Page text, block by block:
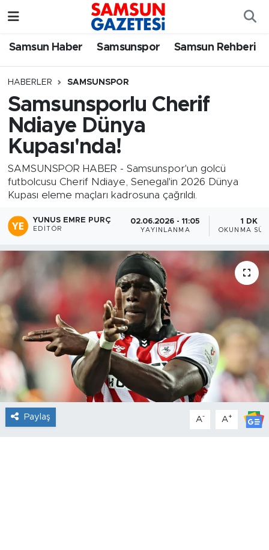
Samsun Haber Samsunspor Samsun Rehberi
HABERLER SAMSUNSPOR
Samsunsporlu Cherif
Ndiaye Dünya
Kupası'nda!
SAMSUNSPOR HABER - Samsunspor'un golcü
futbolcusu Cherif Ndiaye, Senegal'in 2026 Dünya
Kupası eleme maçları kadrosuna çağrıldı.
YUNUS EMRE PURÇ
EDITÖR
02.06.2026 - 11:05
YAYINLANMA
1 DK
OKUNMA
Paylaş A- A+
Samsun Haber
Samsun Rehberi
Resmi İlanlar
Samsun Nöbetçi Eczaneler
SAMSUN Namaz Vakitleri
Samsun Trafik Yoğunluk Haritası
Süper Lig Puan Durumu ve Fikstür
Tüm Manşetler
Son Dakika Haberleri